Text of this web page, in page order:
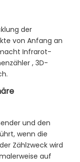
der
von Anfang an
Infrarot-
, 3D-
und den
wenn die
Zählzweck wird
auf